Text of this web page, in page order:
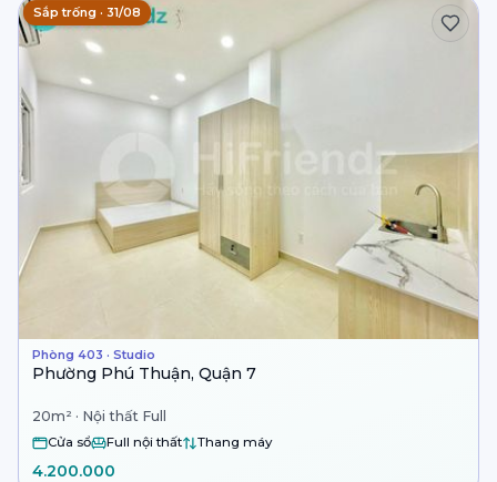
Sắp trống · 31/08
Phòng 403 · Studio
Phường Phú Thuận, Quận 7
20m² · Nội thất Full
Cửa sổ Full nội thất Thang máy
4.200.000